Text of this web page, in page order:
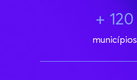
+ 120
municípios